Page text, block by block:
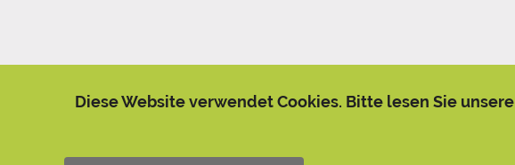
Diese Website verwendet Cookies. Bitte lesen Sie unsere